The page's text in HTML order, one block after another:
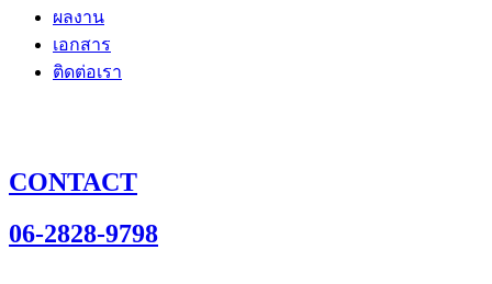
ผลงาน
เอกสาร
ติดต่อเรา
CONTACT
06-2828-9798